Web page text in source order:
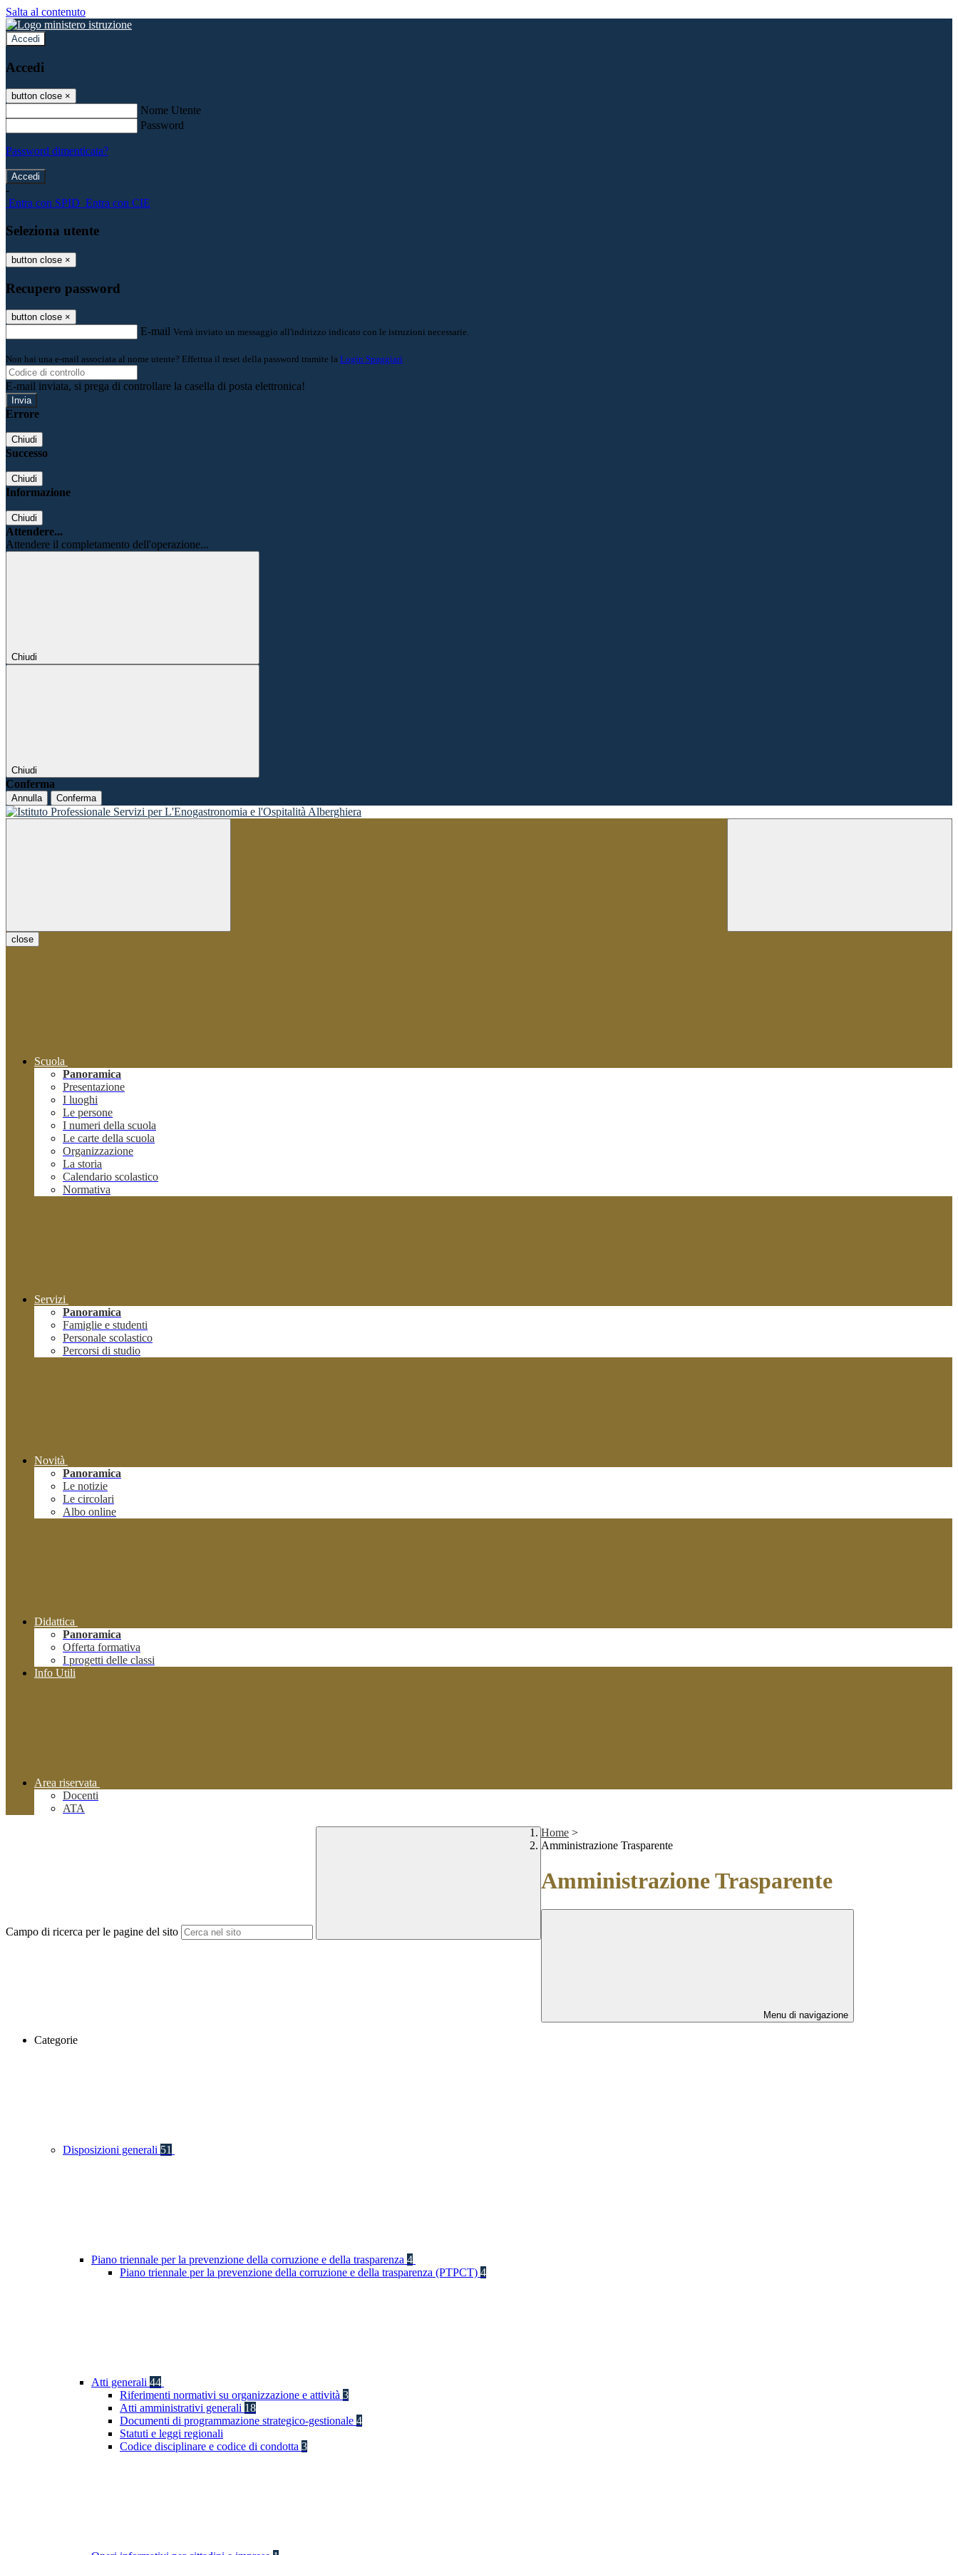
Salta al contenuto
Accedi
Accedi
button close ×
Nome Utente
Password
Password dimenticata?
-
Entra con SPID Entra con CIE
Seleziona utente
button close ×
Recupero password
button close ×
E-mail Verrà inviato un messaggio all'indirizzo indicato con le istruzioni necessarie.
Non hai una e-mail associata al nome utente? Effettua il reset della password tramite la Login Spaggiari
E-mail inviata, si prega di controllare la casella di posta elettronica!
Errore
Chiudi
Successo
Chiudi
Informazione
Chiudi
Attendere...
Attendere il completamento dell'operazione...
Chiudi
Chiudi
Conferma
Annulla Conferma
close
Scuola
Panoramica
Presentazione
I luoghi
Le persone
I numeri della scuola
Le carte della scuola
Organizzazione
La storia
Calendario scolastico
Normativa
Servizi
Panoramica
Famiglie e studenti
Personale scolastico
Percorsi di studio
Novità
Panoramica
Le notizie
Le circolari
Albo online
Didattica
Panoramica
Offerta formativa
I progetti delle classi
Info Utili
Area riservata
Docenti
ATA
Campo di ricerca per le pagine del sito
Home >
Amministrazione Trasparente
Amministrazione Trasparente
Menu di navigazione
Categorie
Disposizioni generali 51
Piano triennale per la prevenzione della corruzione e della trasparenza 4
Piano triennale per la prevenzione della corruzione e della trasparenza (PTPCT) 4
Atti generali 44
Riferimenti normativi su organizzazione e attività 3
Atti amministrativi generali 18
Documenti di programmazione strategico-gestionale 4
Statuti e leggi regionali
Codice disciplinare e codice di condotta 3